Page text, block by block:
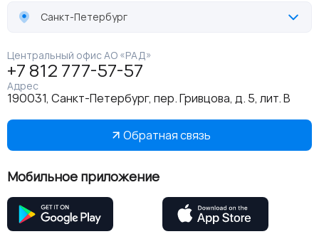
Санкт-Петербург
Центральный офис АО «РАД»
+7 812 777-57-57
Адрес
190031, Санкт-Петербург, пер. Гривцова, д. 5, лит. В
Обратная связь
Мобильное приложение